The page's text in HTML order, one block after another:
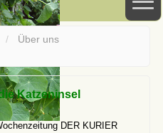
Über uns
Katzeninsel
DER KURIER